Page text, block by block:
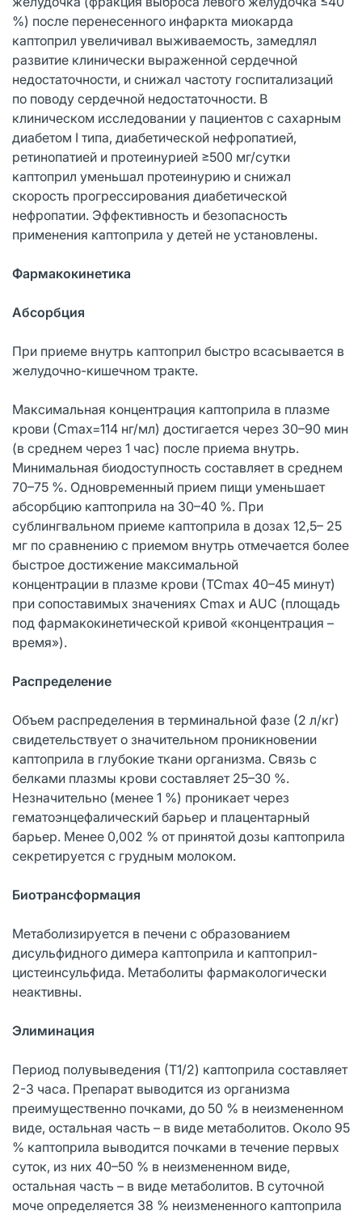
%) после перенесенного инфаркта миокарда
каптоприл увеличивал выживаемость, замедлял
развитие клинически выраженной сердечной
недостаточности, и снижал частоту госпитализаций
по поводу сердечной недостаточности. В
клиническом исследовании у пациентов с сахарным
диабетом I типа, диабетической нефропатией,
ретинопатией и протеинурией ≥500 мг/сутки
каптоприл уменьшал протеинурию и снижал
скорость прогрессирования диабетической
нефропатии. Эффективность и безопасность
применения каптоприла у детей не установлены.
Фармакокинетика
Абсорбция
При приеме внутрь каптоприл быстро всасывается в
желудочно-кишечном тракте.
Максимальная концентрация каптоприла в плазме
крови (Сmax=114 нг/мл) достигается через 30–90 мин
(в среднем через 1 час) после приема внутрь.
Минимальная биодоступность составляет в среднем
70–75 %. Одновременный прием пищи уменьшает
абсорбцию каптоприла на 30–40 %. При
сублингвальном приеме каптоприла в дозах 12,5– 25
мг по сравнению с приемом внутрь отмечается более
быстрое достижение максимальной
концентрации в плазме крови (ТСmax 40–45 минут)
при сопоставимых значениях Сmax и AUC (площадь
под фармакокинетической кривой «концентрация –
время»).
Распределение
Объем распределения в терминальной фазе (2 л/кг)
свидетельствует о значительном проникновении
каптоприла в глубокие ткани организма. Связь с
белками плазмы крови составляет 25–30 %.
Незначительно (менее 1 %) проникает через
гематоэнцефалический барьер и плацентарный
барьер. Менее 0,002 % от принятой дозы каптоприла
секретируется с грудным молоком.
Биотрансформация
Метаболизируется в печени с образованием
дисульфидного димера каптоприла и каптоприл-
цистеинсульфида. Метаболиты фармакологически
неактивны.
Элиминация
Период полувыведения (Т1/2) каптоприла составляет
2-3 часа. Препарат выводится из организма
преимущественно почками, до 50 % в неизмененном
виде, остальная часть – в виде метаболитов. Около 95
% каптоприла выводится почками в течение первых
суток, из них 40–50 % в неизмененном виде,
остальная часть – в виде метаболитов. В суточной
моче определяется 38 % неизмененного каптоприла